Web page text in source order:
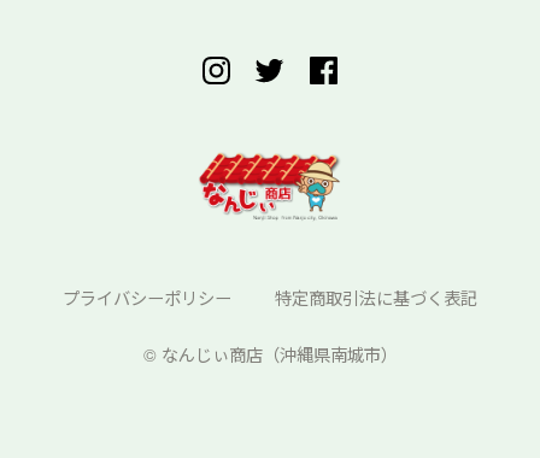
プライバシーポリシー 特定商取引法に基づく表記
©︎ なんじぃ商店（沖縄県南城市）